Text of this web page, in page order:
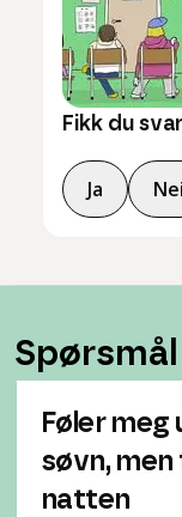
Fikk du
Ja Nei
Føler
søvn,
natten